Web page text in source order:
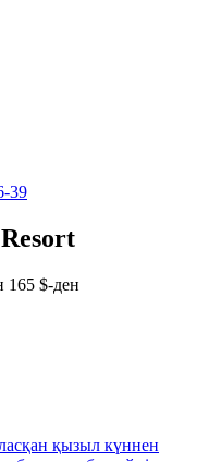
39
165 $-ден